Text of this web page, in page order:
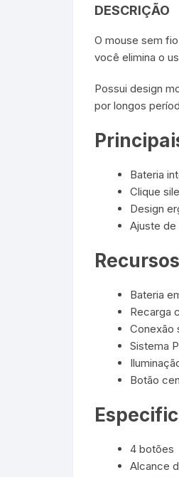
DESCRIÇÃO
O mouse sem
você elimina o
Possui design
por longos
Bateria
Clique
Design
Ajuste de
Bateria
Recarga
Conexão
Sistema
Botão
4 botões
Alcance